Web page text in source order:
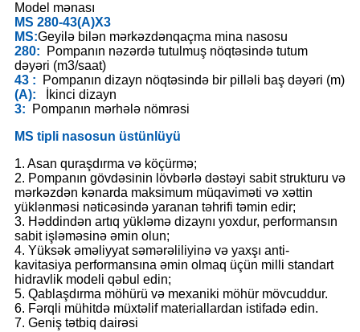
Model mənası
MS 280-43(A)X3
MS:Geyilə bilən mərkəzdənqaçma mina nasosu
280:
Pompanın nəzərdə tutulmuş nöqtəsində tutum
dəyəri (m3/saat)
43 :
Pompanın dizayn nöqtəsində bir pilləli baş dəyəri (m)
(A):
İkinci dizayn
3:
Pompanın mərhələ nömrəsi
MS tipli nasosun üstünlüyü
1. Asan quraşdırma və köçürmə;
2. Pompanın gövdəsinin lövbərlə dəstəyi sabit strukturu və
mərkəzdən kənarda maksimum müqaviməti və xəttin
yüklənməsi nəticəsində yaranan təhrifi təmin edir;
3. Həddindən artıq yükləmə dizaynı yoxdur, performansın
sabit işləməsinə əmin olun;
4. Yüksək əməliyyat səmərəliliyinə və yaxşı anti-
kavitasiya performansına əmin olmaq üçün milli standart
hidravlik modeli qəbul edin;
5. Qablaşdırma möhürü və mexaniki möhür mövcuddur.
6. Fərqli mühitdə müxtəlif materiallardan istifadə edin.
7. Geniş tətbiq dairəsi